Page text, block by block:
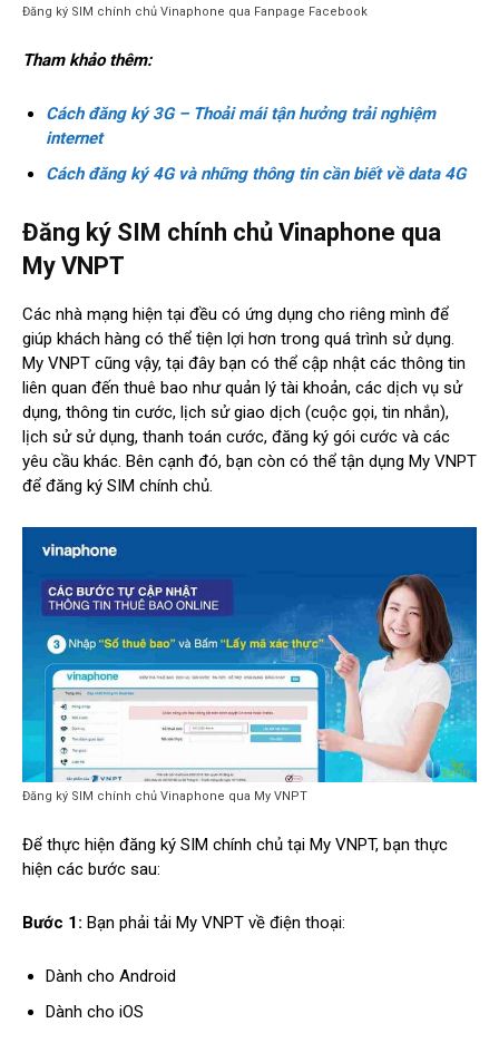
Đăng ký SIM chính chủ Vinaphone qua Fanpage Facebook
Tham khảo thêm:
Cách đăng ký 3G – Thoải mái tận hưởng trải nghiệm
internet
Cách đăng ký 4G và những thông tin cần biết về data 4G
Đăng ký SIM chính chủ Vinaphone qua
My VNPT
Các nhà mạng hiện tại đều có ứng dụng cho riêng mình để
giúp khách hàng có thể tiện lợi hơn trong quá trình sử dụng.
My VNPT cũng vậy, tại đây bạn có thể cập nhật các thông tin
liên quan đến thuê bao như quản lý tài khoản, các dịch vụ sử
dụng, thông tin cước, lịch sử giao dịch (cuộc gọi, tin nhắn),
lịch sử sử dụng, thanh toán cước, đăng ký gói cước và các
yêu cầu khác. Bên cạnh đó, bạn còn có thể tận dụng My VNPT
để đăng ký SIM chính chủ.
Đăng ký SIM chính chủ Vinaphone qua My VNPT
Để thực hiện đăng ký SIM chính chủ tại My VNPT, bạn thực
hiện các bước sau:
Bước 1: Bạn phải tải My VNPT về điện thoại:
Dành cho Android
Dành cho iOS